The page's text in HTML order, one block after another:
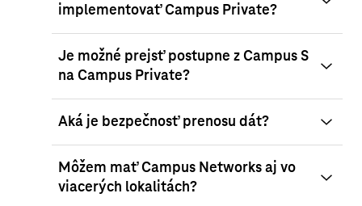
implementovať Campus Private?
Je možné prejsť postupne z Campus S
na Campus Private?
Aká je bezpečnosť prenosu dát?
Môžem mať Campus Networks aj vo
viacerých lokalitách?